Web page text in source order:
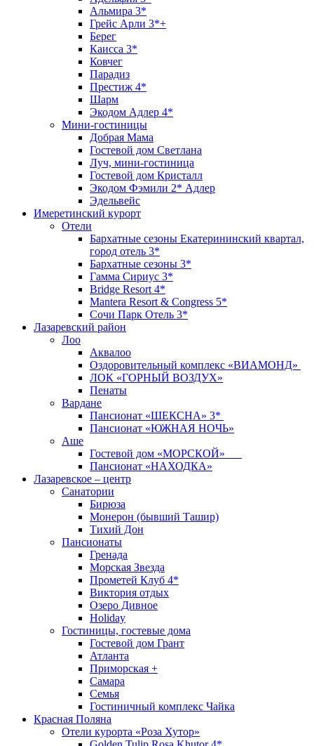
Альмира 3*
Грейс Арли 3*+
Берег
Каисса 3*
Ковчег
Парадиз
Престиж 4*
Шарм
Экодом Адлер 4*
Мини-гостиницы
Добрая Мама
Гостевой дом Светлана
Луч, мини-гостиница
Гостевой дом Кристалл
Экодом Фэмили 2* Адлер
Эдельвейс
Имеретинский курорт
Отели
Бархатные сезоны Екатерининский квартал,
город отель 3*
Бархатные сезоны 3*
Гамма Сириус 3*
Bridge Resort 4*
Mantera Resort & Congress 5*
Сочи Парк Отель 3*
Лазаревский район
Лоо
Аквалоо
Оздоровительный комплекс «ВИАМОНД»
ЛОК «ГОРНЫЙ ВОЗДУХ»
Пенаты
Вардане
Пансионат «ШЕКСНА» 3*
Пансионат «ЮЖНАЯ НОЧЬ»
Аше
Гостевой дом «МОРСКОЙ»
Пансионат «НАХОДКА»
Лазаревское – центр
Санатории
Бирюза
Монерон (бывший Ташир)
Тихий Дон
Пансионаты
Гренада
Морская Звезда
Прометей Клуб 4*
Виктория отдых
Озеро Дивное
Holiday
Гостиницы, гостевые дома
Гостевой дом Грант
Атланта
Приморская +
Самара
Семья
Гостиничный комплекс Чайка
Красная Поляна
Отели курорта «Роза Хутор»